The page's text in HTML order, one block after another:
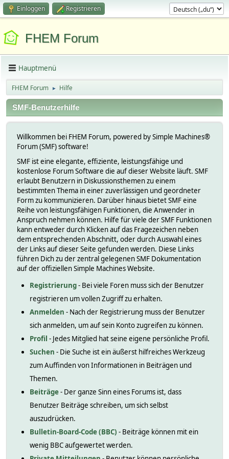
Einloggen Registrieren
FHEM Forum
Hauptmenü
FHEM Forum ► Hilfe
SMF-Benutzerhilfe
Willkommen bei FHEM Forum, powered by Simple Machines®
Forum (SMF) software!
SMF ist eine elegante, effiziente, leistungsfähige und
kostenlose Forum Software die auf dieser Website läuft. SMF
erlaubt Benutzern in Diskussionsthemen zu einem
bestimmten Thema in einer zuverlässigen und geordneter
Form zu kommunizieren. Darüber hinaus bietet SMF eine
Reihe von leistungsfähigen Funktionen, die Anwender in
Anspruch nehmen können. Hilfe für viele der SMF Funktionen
kann entweder durch Klicken auf das Fragezeichen neben
dem entsprechenden Abschnitt, oder durch Auswahl eines
der Links auf dieser Seite gefunden werden. Diese Links
führen Dich zu der zentral gelegenen SMF Dokumentation
auf der offiziellen Simple Machines Website.
Registrierung- Bei viele Foren muss sich der Benutzer
registrieren um vollen Zugriff zu erhalten.
Anmelden - Nach der Registrierung muss der Benutzer
sich anmelden, um auf sein Konto zugreifen zu können.
Profil - Jedes Mitglied hat seine eigene persönliche Profil.
Suchen - Die Suche ist ein äußerst hilfreiches Werkzeug
zum Auffinden von Informationen in Beiträgen und
Themen.
Beiträge- Der ganze Sinn eines Forums ist, dass
Benutzer Beiträge schreiben, um sich selbst
auszudrücken.
Bulletin-Board-Code (BBC) - Beiträge können mit ein
wenig BBC aufgewertet werden.